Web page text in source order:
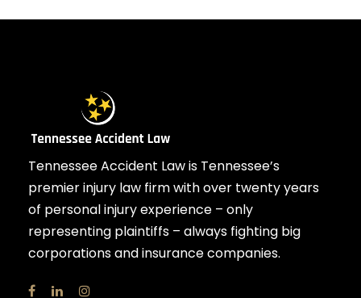
Tennessee Accident Law is Tennessee’s
premier injury law firm with over twenty years
of personal injury experience – only
representing plaintiffs – always fighting big
corporations and insurance companies.